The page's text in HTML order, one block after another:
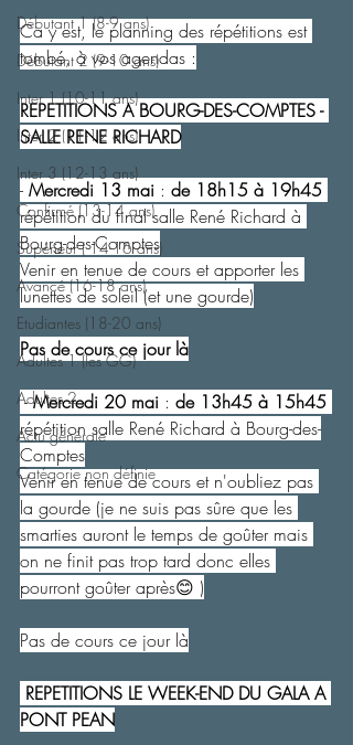
Débutant 1 (8-9 ans)
Débutant 2 (9-10 ans)
Inter 1 (10-11 ans)
Inter 2 (11-12 ans)
Inter 3 (12-13 ans)
Confirmé (13-14 ans)
Supérieur ( 14-16 ans)
Avancé (16-18 ans)
Etudiantes (18-20 ans)
Adultes 1 (les GG)
Adultes 2
Actu générale
Catégorie non définie
Ca y est, le planning des répétitions est
tombé, à vos agendas :
REPETITIONS A BOURG-DES-COMPTES -
SALLE RENE RICHARD
- Mercredi 13 mai : de 18h15 à 19h45
répétition du final salle René Richard à
Bourg-des-Comptes
Venir en tenue de cours et apporter les
lunettes de soleil (et une gourde)
Pas de cours ce jour là
- Mercredi 20 mai : de 13h45 à 15h45
répétition salle René Richard à Bourg-des-
Comptes
Venir en tenue de cours et n'oubliez pas
la gourde (je ne suis pas sûre que les
smarties auront le temps de goûter mais
on ne finit pas trop tard donc elles
pourront goûter après😊 )
Pas de cours ce jour là
REPETITIONS LE WEEK-END DU GALA A
PONT PEAN